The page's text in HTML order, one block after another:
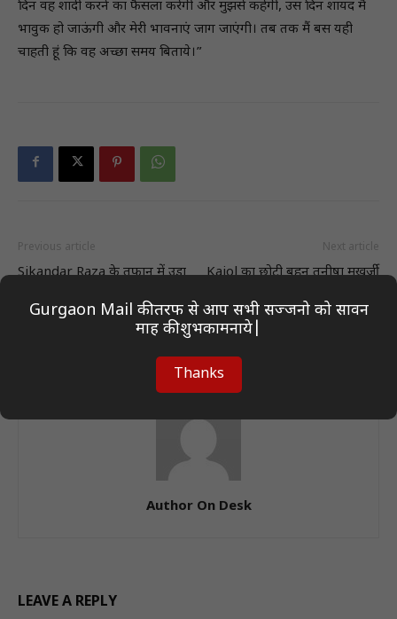
दिन वह शादी करने का फैसला करेगी और मुझसे कहेगी, उस दिन शायद मैं
भावुक हो जाऊंगी और मेरी भावनाएं जाग जाएंगी। तब तक मैं बस यही
चाहती हूं कि वह अच्छा समय बिताये।”
Previous article
Sikandar Raza के तूफान में उड़ा
T20I सेंचुरी का रिकॉर्ड, जिम्बाब्‍वे के
कप्‍तान ने किया बड़ा कारनामा
Next article
Kajol का छोटी बहन तनीषा मुखर्जी
बहनों के बीच खड़ी हो गई थी नफरत
Author On Desk
LEAVE A REPLY
Gurgaon Mail की तरफ से आप सभी सज्जनो को सावन
माह की शुभकामनाये|
Thanks